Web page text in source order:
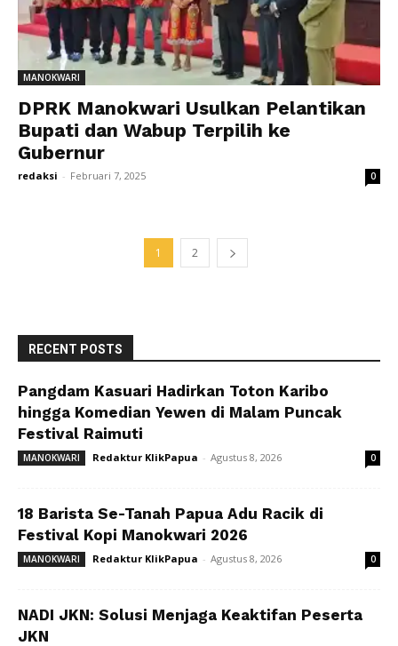
MANOKWARI
DPRK Manokwari Usulkan Pelantikan
Bupati dan Wabup Terpilih ke
Gubernur
redaksi - Februari 7, 2025 0
1 2
RECENT POSTS
Pangdam Kasuari Hadirkan Toton Karibo
hingga Komedian Yewen di Malam Puncak
Festival Raimuti
MANOKWARI Redaktur KlikPapua - Agustus 8, 2026 0
18 Barista Se-Tanah Papua Adu Racik di
Festival Kopi Manokwari 2026
MANOKWARI Redaktur KlikPapua - Agustus 8, 2026 0
NADI JKN: Solusi Menjaga Keaktifan Peserta
JKN